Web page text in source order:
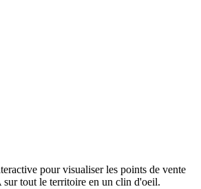
pour visualiser les points de vente
tout le territoire en un clin d'oeil.